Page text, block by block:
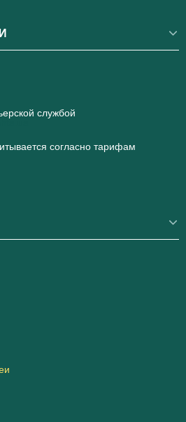
службой
согласно тарифам